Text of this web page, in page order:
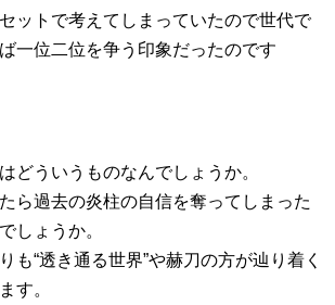
ットで考えてしまっていたので世代で
一位二位を争う印象だったのです
どういうものなんでしょうか。
ら過去の炎柱の自信を奪ってしまった
しょうか。
も“透き通る世界”や赫刀の方が辿り着く
す。